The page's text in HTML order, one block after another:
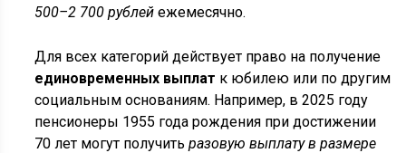
500–2 700 рублей ежемесячно.
Для всех категорий действует право на получение
единовременных выплат к юбилею или по другим
социальным основаниям. Например, в 2025 году
пенсионеры 1955 года рождения при достижении
70 лет могут получитьразовую выплату в размере